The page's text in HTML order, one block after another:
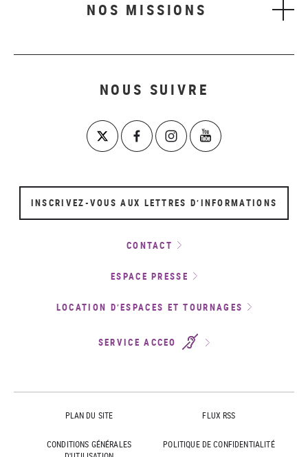
NOS MISSIONS
NOUS SUIVRE
INSCRIVEZ-VOUS AUX LETTRES D’INFORMATIONS
CONTACT
ESPACE PRESSE
LOCATION D’ESPACES ET TOURNAGES
SERVICE ACCEO
PLAN DU SITE FLUX RSS
CONDITIONS GÉNÉRALES
POLITIQUE DE CONFIDENTIALITÉ